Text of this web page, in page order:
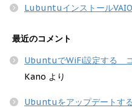
LubuntuインストールVAIO
最近のコメント
UbuntuでWiFi設定する コ
Kano より
Ubuntuをアップデートす